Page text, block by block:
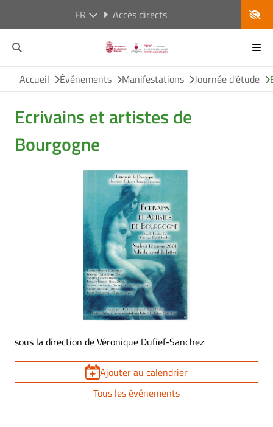
FR Accès directs
Accueil Événements Manifestations Journée d'étude
Ecrivains et artistes de
Bourgogne
sous la direction de Véronique Dufief-Sanchez
Ajouter au calendrier
Tous les événements